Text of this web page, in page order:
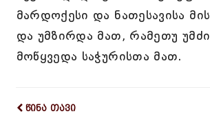
მარდოქესი და ნათესავისა
და უმზირდა მათ, რამეთუ
მოწყვედა საჭურისთა მათ.
წინა თავი